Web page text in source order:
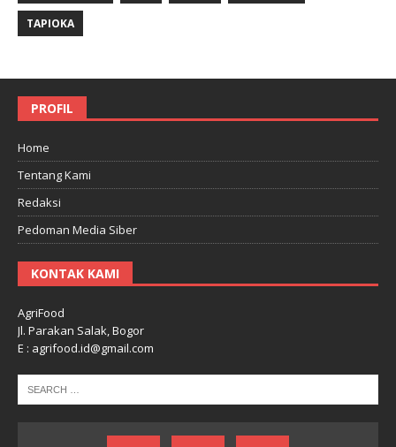
TAPIOKA
PROFIL
Home
Tentang Kami
Redaksi
Pedoman Media Siber
KONTAK KAMI
AgriFood
Jl. Parakan Salak, Bogor
E : agrifood.id@gmail.com